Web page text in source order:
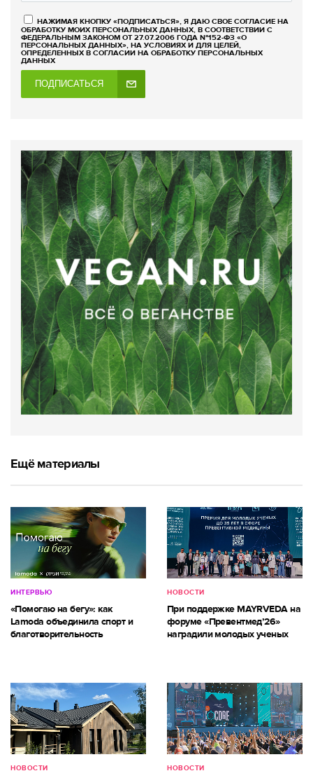
НАЖИМАЯ КНОПКУ «ПОДПИСАТЬСЯ», Я ДАЮ СВОЕ СОГЛАСИЕ НА
ОБРАБОТКУ МОИХ ПЕРСОНАЛЬНЫХ ДАННЫХ, В СООТВЕТСТВИИ С
ФЕДЕРАЛЬНЫМ ЗАКОНОМ ОТ 27.07.2006 ГОДА №152-ФЗ «О
ПЕРСОНАЛЬНЫХ ДАННЫХ», НА УСЛОВИЯХ И ДЛЯ ЦЕЛЕЙ,
ОПРЕДЕЛЕННЫХ В СОГЛАСИИ НА ОБРАБОТКУ ПЕРСОНАЛЬНЫХ
ДАННЫХ
ПОДПИСАТЬСЯ
Ещё материалы
ИНТЕРВЬЮ
«Помогаю на бегу»: как
Lamoda объединила спорт и
благотворительность
НОВОСТИ
При поддержке MAYRVEDA на
форуме «Превентмед’26»
наградили молодых ученых
НОВОСТИ НОВОСТИ